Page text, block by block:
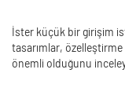
İster küçük bir girişim
tasarımlar,
önemli olduğunu